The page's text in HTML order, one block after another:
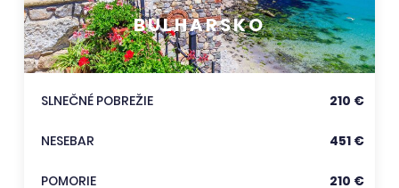
BULHARSKO
SLNEČNÉ POBREŽIE 210 €
NESEBAR 451 €
POMORIE 210 €